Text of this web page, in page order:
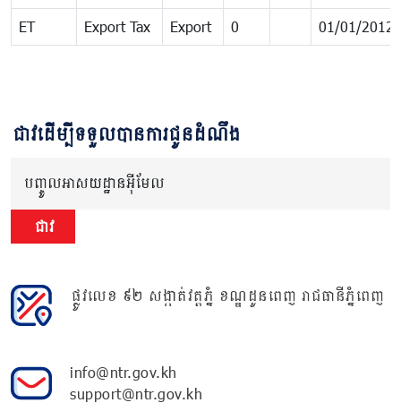
ET Export Tax Export 0 01/01/2012
ជាវដើម្បីទទួលបានការជូនដំណឹង
បញ្ចូលអាសយដ្ឋានអ៊ីមែល
ជាវ
ផ្លូវលេខ ៩២ សង្កាត់វត្តភ្នំ ខណ្ឌដូនពេញ រាជធានីភ្នំពេញ
info@ntr.gov.kh
support@ntr.gov.kh